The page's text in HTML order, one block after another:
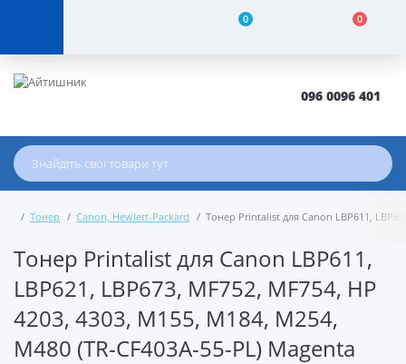
0 0
096 0096 401
Тонер Canon, Hewlett-Packard Тонер Printalist для Canon LBP611,
Тонер Printalist для Canon LBP611,
LBP621, LBP673, MF752, MF754, HP
4203, 4303, M155, M184, M254,
M480 (TR-CF403A-55-PL) Magenta